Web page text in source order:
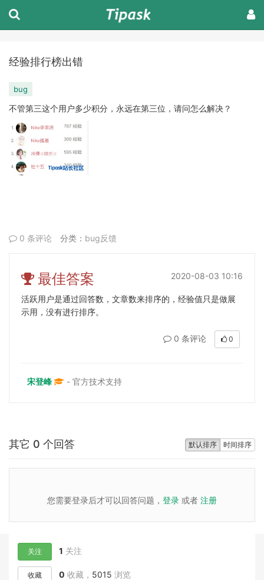
经验排行榜出错
bug
不管第三这个用户多少积分，永远在第三位，请问怎么解决？
0 条评论 分类： bug反馈
最佳答案 2020-08-03 10:16
活跃用户是通过回答数，文章数来排序的，经验值只是做展
示用，没有进行排序。
0 条评论 0
宋登峰 - 官方技术支持
默认排序 时间排序
其它 0 个回答
您需要登录后才可以回答问题， 登录 或者 注册
关注 1 关注
收藏 0 收藏， 5015 浏览